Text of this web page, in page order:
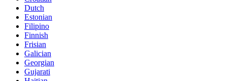
Dutch
Estonian
Filipino
Finnish
Frisian
Galician
Georgian
Gujarati